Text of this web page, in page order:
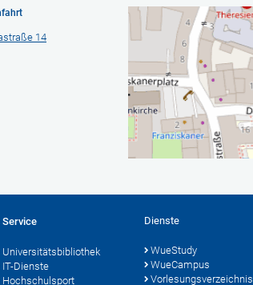
14
Service
Universitätsbibliothek
IT-Dienste
Hochschulsport
Dienste
WueStudy
WueCampus
Vorlesungsverzeichnis